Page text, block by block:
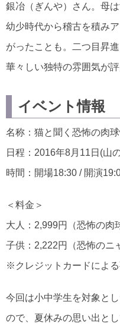
銀冶（ぎんや）さん。母
幼少時代から稽古を積み
がったことも。二つ目昇
華々しい独特の雰囲気が評
イベント情報
名称：猫と聞く恐怖の肉
日程：2016年8月11日(山
時間：開場18:30 / 開演
＜料金＞
大人：2,999円（恐怖の肉
子供：2,222円（恐怖のニ
※クレジットカードによ
今回は小中学生を対象と
ので、夏休みの思い出と